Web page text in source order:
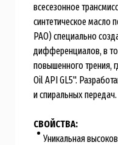
всесезонное
синтетическое масло
PAO) специально
дифференциалов, в
повышенного трения,
Oil API GL5".
и спиральных передач.
СВОЙСТВА:
Уникальная